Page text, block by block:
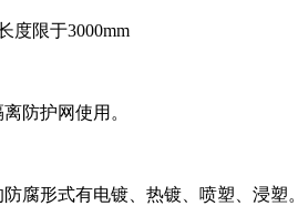
度限于3000mm
防护网使用。
腐形式有电镀、热镀、喷塑、浸塑。